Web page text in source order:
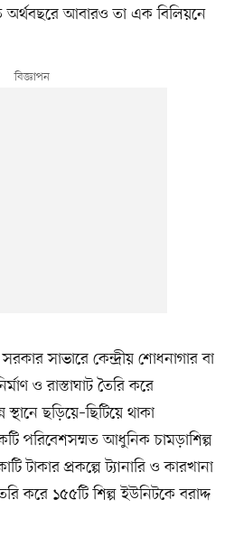
অর্থবছরে আবারও তা এক বিলিয়নে
সাভারে কেন্দ্রীয় শোধনাগার বা
ও রাস্তাঘাট তৈরি করে
ছড়িয়ে–ছিটিয়ে থাকা
পরিবেশসম্মত আধুনিক চামড়াশিল্প
টাকার প্রকল্পে ট্যানারি ও কারখানা
করে ১৫৫টি শিল্প ইউনিটকে বরাদ্দ